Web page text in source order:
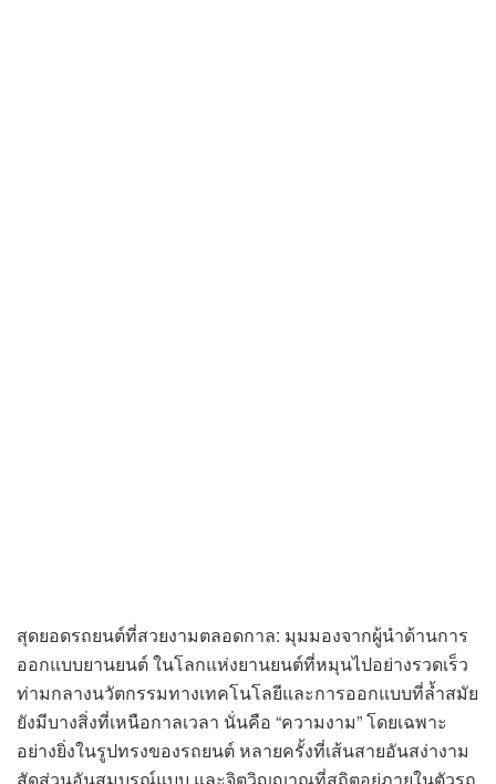
สุดยอดรถยนต์ที่สวยงามตลอดกาล: มุมมองจากผู้นำด้านการ
ออกแบบยานยนต์ ในโลกแห่งยานยนต์ที่หมุนไปอย่างรวดเร็ว
ท่ามกลางนวัตกรรมทางเทคโนโลยีและการออกแบบที่ล้ำสมัย
ยังมีบางสิ่งที่เหนือกาลเวลา นั่นคือ “ความงาม” โดยเฉพาะ
อย่างยิ่งในรูปทรงของรถยนต์ หลายครั้งที่เส้นสายอันสง่างาม